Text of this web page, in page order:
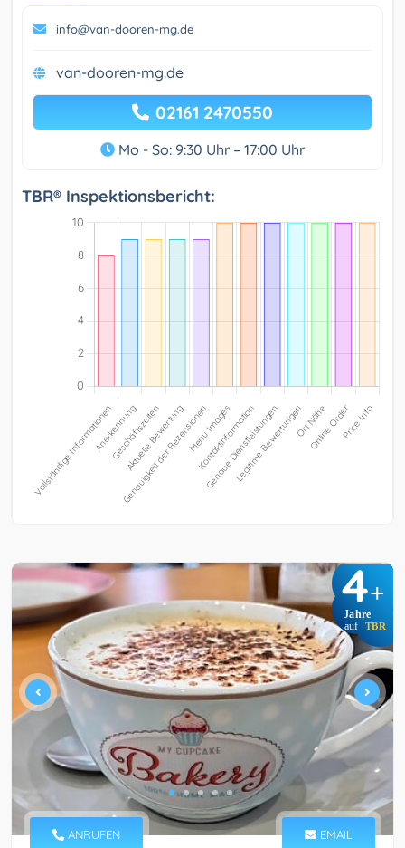
info@van-dooren-mg.de
van-dooren-mg.de
02161 2470550
Mo - So: 9:30 Uhr – 17:00 Uhr
TBR® Inspektionsbericht:
4+
Jahre
auf TBR
ANRUFEN EMAIL